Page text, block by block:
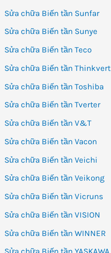
Sửa chữa Biến tần Sunfar
Sửa chữa Biến tần Sunye
Sửa chữa Biến tần Teco
Sửa chữa Biến tần Thinkvert
Sửa chữa Biến tần Toshiba
Sửa chữa Biến tần Tverter
Sửa chữa Biến tần V&T
Sửa chữa Biến tần Vacon
Sửa chữa Biến tần Veichi
Sửa chữa Biến tần Veikong
Sửa chữa Biến tần Vicruns
Sửa chữa Biến tần VISION
Sửa chữa Biến tần WINNER